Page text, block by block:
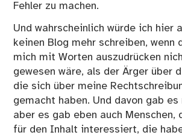
Fehler zu machen.
Und wahrscheinlich würde ich hier
keinen Blog mehr schreiben, wenn
mich mit Worten auszudrücken
gewesen wäre, als der Ärger über
die sich über meine
gemacht haben. Und davon gab es
aber es gab eben auch Menschen,
für den Inhalt interessiert, die